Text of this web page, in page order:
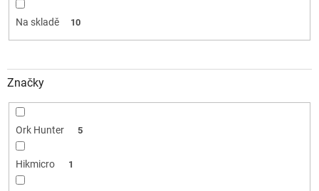
ů
Na skladě 10
Značky
Ork Hunter 5
Hikmicro 1